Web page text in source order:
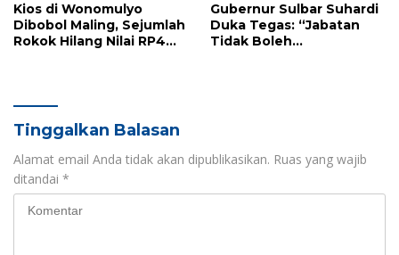
Kios di Wonomulyo
Dibobol Maling, Sejumlah
Rokok Hilang Nilai RP4
Gubernur Sulbar Suhardi
Duka Tegas: “Jabatan
Tidak Boleh
Tinggalkan Balasan
Alamat email Anda tidak akan dipublikasikan. Ruas yang wajib
ditandai *